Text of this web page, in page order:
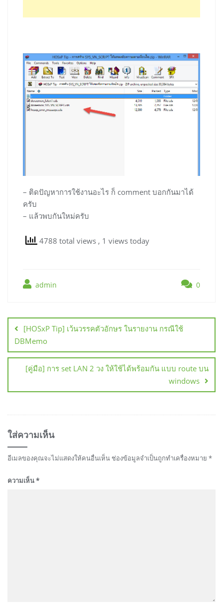
– ติดปัญหาการใช้งานอะไร ก็ comment บอกกันมาได้
ครับ
– แล้วพบกันใหม่ครับ
4788 total views , 1 views today
admin 0
เรื่อง[HOSxP Tip] เว้นวรรคตัวอักษร ในรายงาน กรณีใช้
DBMemo
[คู่มือ] การ set LAN 2 วง ให้ใช้ได้พร้อมกัน แบบ route บน
windows
ใส่ความเห็น
อีเมลของคุณจะไม่แสดงให้คนอื่นเห็น ช่องข้อมูลจำเป็นถูกทำเครื่องหมาย *
ความเห็น*